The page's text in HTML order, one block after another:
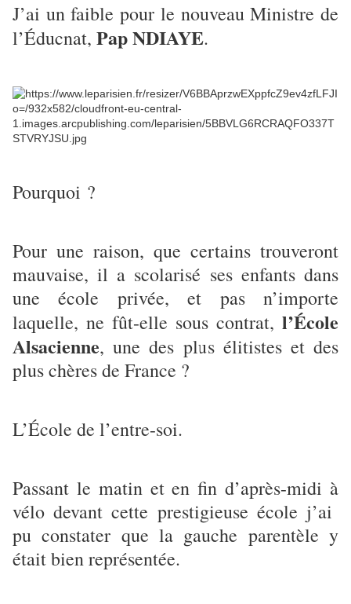
J’ai un faible pour le nouveau Ministre de
l’Éducnat, Pap NDIAYE.
Pourquoi ?
Pour une raison, que certains trouveront
mauvaise, il a scolarisé ses enfants dans
une école privée, et pas n’importe
laquelle, ne fût-elle sous contrat, l’École
Alsacienne, une des plus élitistes et des
plus chères de France ?
L’École de l’entre-soi.
Passant le matin et en fin d’après-midi à
vélo devant cette prestigieuse école j’ai
pu constater que la gauche parentèle y
était bien représentée.